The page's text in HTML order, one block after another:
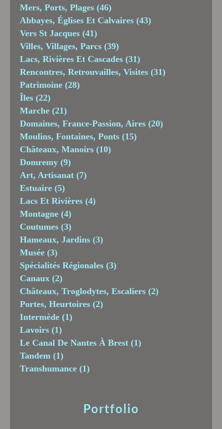
Mers, Ports, Plages (46)
Abbayes, Églises Et Calvaires (43)
Vers St Jacques (41)
Villes, Villages, Parcs (39)
Lacs, Rivières Et Cascades (31)
Rencontres, Retrouvailles, Visites (31)
Patrimoine (28)
Îles (22)
Marche (21)
Domaines, France-Passion, Aires (20)
Moulins, Fontaines, Ponts (15)
Châteaux, Manoirs (10)
Domremy (9)
Art, Artisanat (7)
Estuaire (5)
Lacs Et Rivières (4)
Montagne (4)
Coutumes (3)
Hameaux, Jardins (3)
Musée (3)
Spécialités Régionales (3)
Canaux (2)
Châteaux, Troglodytes, Escaliers (2)
Portes, Heurtoires (2)
Intermède (1)
Lavoirs (1)
Le Canal De Nantes À Brest (1)
Tandem (1)
Transhumance (1)
Portfolio